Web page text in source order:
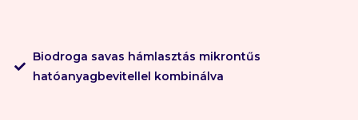
Biodroga savas hámlasztás mikrontűs
hatóanyagbevitellel kombinálva